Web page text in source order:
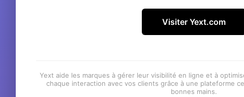
Visiter Yext.com
Yext aide les marques à gérer leur visibilité en ligne et à
chaque interaction avec vos clients grâce à une plateforme
bonnes mains.